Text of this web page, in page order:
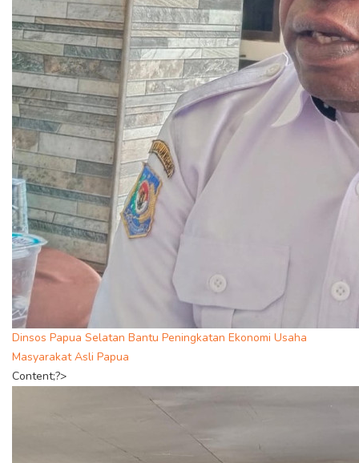
Dinsos Papua Selatan Bantu Peningkatan Ekonomi Usaha
Masyarakat Asli Papua
Content;?>